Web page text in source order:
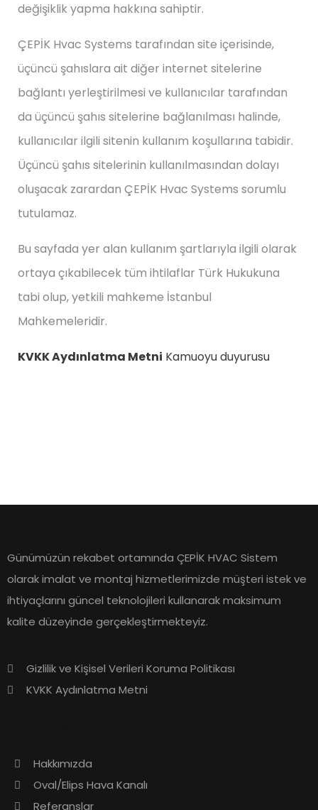
değişiklik yapma hakkına sahiptir.
ÇEPİK Hvac Systems tarafından site içerisinde,
üçüncü şahıslara ait diğer internet sitelerine
bağlantı yerleştirilmesi ve kullanıcılar tarafından
da üçüncü şahıs sitelerine bağlanılması halinde,
kullanıcılar ilgili sitenin kullanım koşullarına tabidir.
Üçüncü şahıs sitelerinin kullanılmasından dolayı
oluşacak zarardan ÇEPİK Hvac Systems sorumlu
tutulamaz.
Bu sayfada yer alan kullanım şartlarıyla ilgili olarak
ortaya çıkabilecek tüm ihtilaflar Türk Hukukuna
tabi olup, yetkili mahkeme İstanbul
Mahkemeleridir.
KVKK Aydınlatma Metni Kamuoyu duyurusu
Günümüzün rekabet ortamında ÇEPİK HVAC Sistem
olarak imalat ve montaj hizmetlerimizde müşteri istek ve
ihtiyaçlarını güncel teknolojileri kullanarak maksimum
kalite düzeyinde gerçekleştirmekteyiz.
Gizlilik ve Kişisel Verileri Koruma Politikası
KVKK Aydınlatma Metni
Hakkımızda
Oval/Elips Hava Kanalı
Referanslar